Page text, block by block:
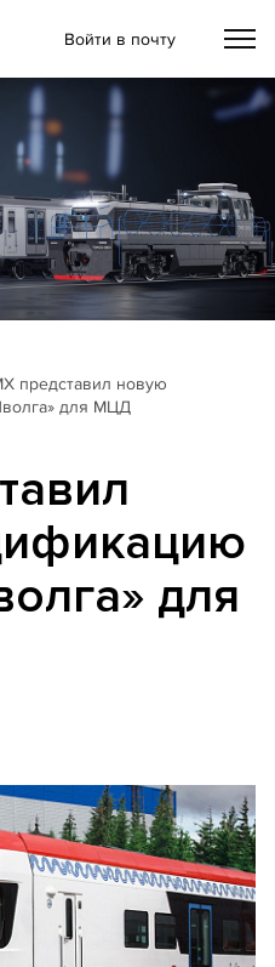
Войти в почту
представил новую
для МЦД
для